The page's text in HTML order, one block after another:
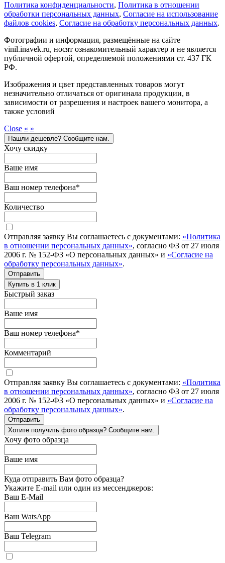
Политика конфиденциальности, Политика в отношении
обработки персональных данных, Cогласие на использование
файлов cookies, Согласие на обработку персональных данных.
Фотографии и информация, размещённые на сайте
vinil.inavek.ru, носят ознакомительный характер и не является
публичной офертой, определяемой положениями ст. 437 ГК
РФ.
Изображения и цвет представленных товаров могут
незначительно отличаться от оригинала продукции, в
зависимости от разрешения и настроек вашего монитора, а
также условий
Close « »
Нашли дешевле? Сообщите нам.
Хочу скидку
Ваше имя
Ваш номер телефона*
Количество
Отправляя заявку Вы соглашаетесь с документами: «Политика
в отношении персональных данных», согласно ФЗ от 27 июля
2006 г. № 152-ФЗ «О персональных данных» и «Согласие на
обработку персональных данных».
Отправить
Купить в 1 клик
Быстрый заказ
Ваше имя
Ваш номер телефона*
Комментарий
Отправляя заявку Вы соглашаетесь с документами: «Политика
в отношении персональных данных», согласно ФЗ от 27 июля
2006 г. № 152-ФЗ «О персональных данных» и «Согласие на
обработку персональных данных».
Отправить
Хотите получить фото образца? Сообщите нам.
Хочу фото образца
Ваше имя
Куда отправить Вам фото образца?
Укажите E-mail или один из мессенджеров:
Ваш E-Mail
Ваш WatsApp
Ваш Telegram